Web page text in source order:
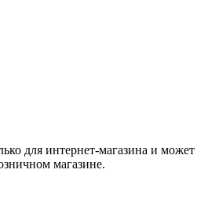
для интернет-магазина и может
магазине.